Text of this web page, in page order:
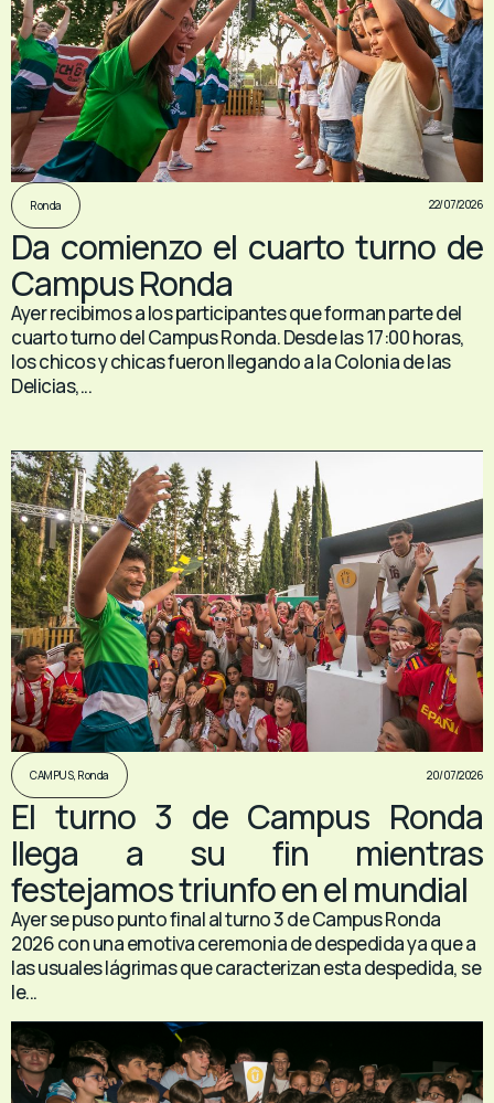
Ronda 22/07/2026
Da comienzo el cuarto turno de
Campus Ronda
Ayer recibimos a los participantes que forman parte del
cuarto turno del Campus Ronda. Desde las 17:00 horas,
los chicos y chicas fueron llegando a la Colonia de las
Delicias,...
CAMPUS, Ronda 20/07/2026
El turno 3 de Campus Ronda
llega a su fin mientras
festejamos triunfo en el mundial
Ayer se puso punto final al turno 3 de Campus Ronda
2026 con una emotiva ceremonia de despedida ya que a
las usuales lágrimas que caracterizan esta despedida, se
le...